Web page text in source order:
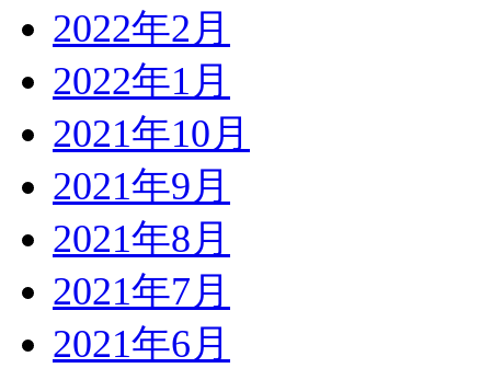
2022年2月
2022年1月
2021年10月
2021年9月
2021年8月
2021年7月
2021年6月